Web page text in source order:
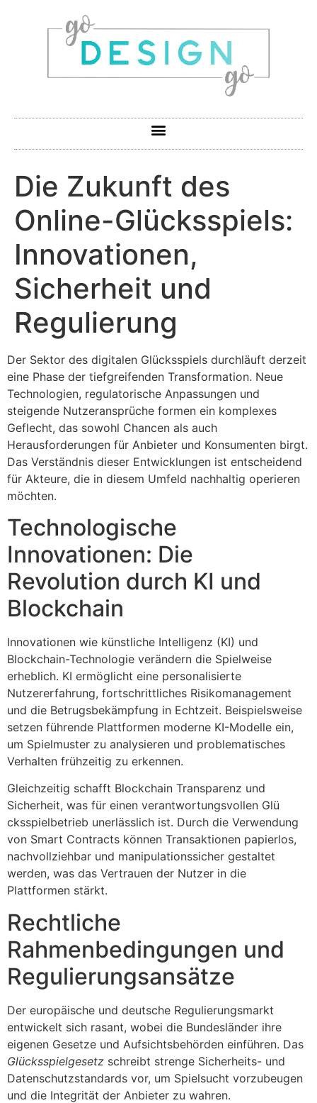
Die Zukunft des
Online-Glücksspiels:
Innovationen,
Sicherheit und
Regulierung
Der Sektor des digitalen Glücksspiels durchläuft derzeit
eine Phase der tiefgreifenden Transformation. Neue
Technologien, regulatorische Anpassungen und
steigende Nutzeransprüche formen ein komplexes
Geflecht, das sowohl Chancen als auch
Herausforderungen für Anbieter und Konsumenten birgt.
Das Verständnis dieser Entwicklungen ist entscheidend
für Akteure, die in diesem Umfeld nachhaltig operieren
möchten.
Technologische
Innovationen: Die
Revolution durch KI und
Blockchain
Innovationen wie künstliche Intelligenz (KI) und
Blockchain-Technologie verändern die Spielweise
erheblich. KI ermöglicht eine personalisierte
Nutzererfahrung, fortschrittliches Risikomanagement
und die Betrugsbekämpfung in Echtzeit. Beispielsweise
setzen führende Plattformen moderne KI-Modelle ein,
um Spielmuster zu analysieren und problematisches
Verhalten frühzeitig zu erkennen.
Gleichzeitig schafft Blockchain Transparenz und
Sicherheit, was für einen verantwortungsvollen Glü
cksspielbetrieb unerlässlich ist. Durch die Verwendung
von Smart Contracts können Transaktionen papierlos,
nachvollziehbar und manipulationssicher gestaltet
werden, was das Vertrauen der Nutzer in die
Plattformen stärkt.
Rechtliche
Rahmenbedingungen und
Regulierungsansätze
Der europäische und deutsche Regulierungsmarkt
entwickelt sich rasant, wobei die Bundesländer ihre
eigenen Gesetze und Aufsichtsbehörden einführen. Das
Glücksspielgesetz schreibt strenge Sicherheits- und
Datenschutzstandards vor, um Spielsucht vorzubeugen
und die Integrität der Anbieter zu wahren.